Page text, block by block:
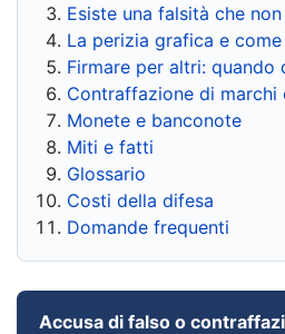
Esiste una falsità che
La perizia grafica e
Firmare per altri: quando
Contraffazione di marchi
Monete e banconote
Miti e fatti
Glossario
Costi della difesa
Domande frequenti
Accusa di falso o